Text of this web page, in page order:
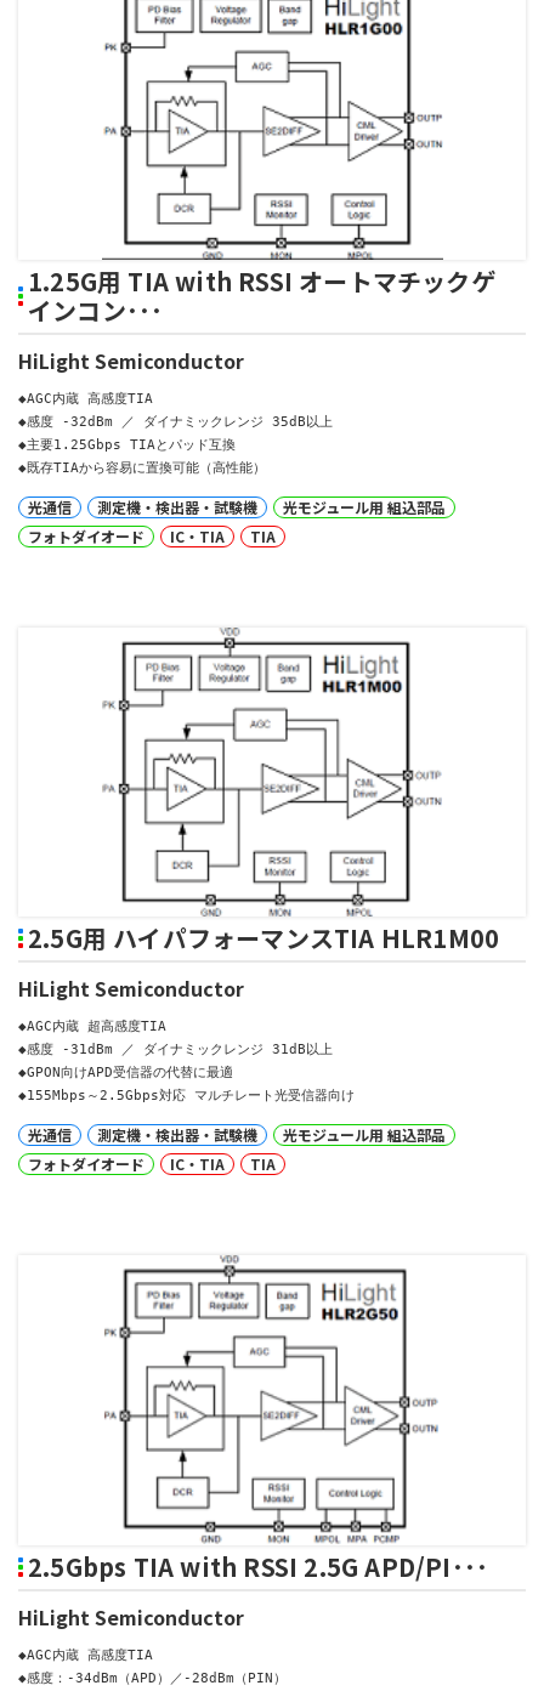
1.25G用 TIA with RSSI オートマチックゲ
インコン･･･
HiLight Semiconductor
◆AGC内蔵 高感度TIA
◆感度 -32dBm ／ ダイナミックレンジ 35dB以上
◆主要1.25Gbps TIAとパッド互換
◆既存TIAから容易に置換可能（高性能）
光通信 測定機・検出器・試験機
光モジュール用 組込部品
フォトダイオード
IC・TIA TIA
2.5G用 ハイパフォーマンスTIA HLR1M00
HiLight Semiconductor
◆AGC内蔵 超高感度TIA
◆感度 -31dBm ／ ダイナミックレンジ 31dB以上
◆GPON向けAPD受信器の代替に最適
◆155Mbps～2.5Gbps対応 マルチレート光受信器向け
光通信 測定機・検出器・試験機
光モジュール用 組込部品
フォトダイオード
IC・TIA TIA
2.5Gbps TIA with RSSI 2.5G APD/PI･･･
HiLight Semiconductor
◆AGC内蔵 高感度TIA
◆感度：-34dBm（APD）／-28dBm（PIN）